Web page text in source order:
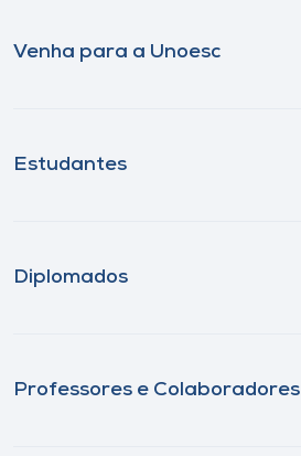
Venha para a Unoesc
Estudantes
Diplomados
Professores e Colaboradores